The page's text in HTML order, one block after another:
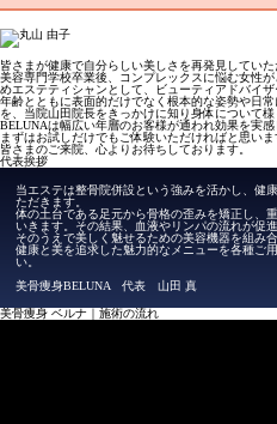
皆さまが健康で自分らしい美しさを再発見してい
美容専門学校卒業後、コンプレックスに悩む女性
めエステティシャンとして、ビューティアドバイザ
年齢とともに表面的だけでなく根本的な姿勢や日
を、当院山田院長をきっかけに知り身体について
BELUNAは幅広い年層のお客様が通われ効果を実感
まずはお試しだけでもご体験いただければと思いま
皆さまのご来院、心よりお待ちしております。
代表挨拶
当エステは整骨院併設という強みを活かし、健
ただきます。
体の土台である足元から骨格の歪みを矯正し、
いきます。その結果、血液やリンパの流れが促
そのうえで美しく魅せるための美容機器を組み
健康と美を追求した魅力的なメニューを各種ご
い。
美骨痩身BELUNA 代表 山田 真
美骨痩身 ベルナ｜施術の流れ